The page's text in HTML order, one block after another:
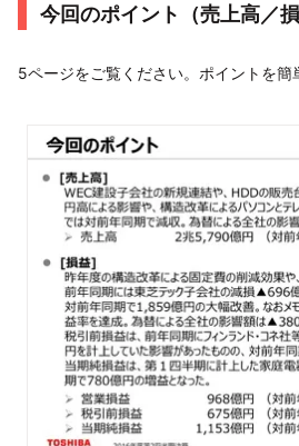
今回のポイント（売上高／損
5ページをご覧ください。ポイントを簡